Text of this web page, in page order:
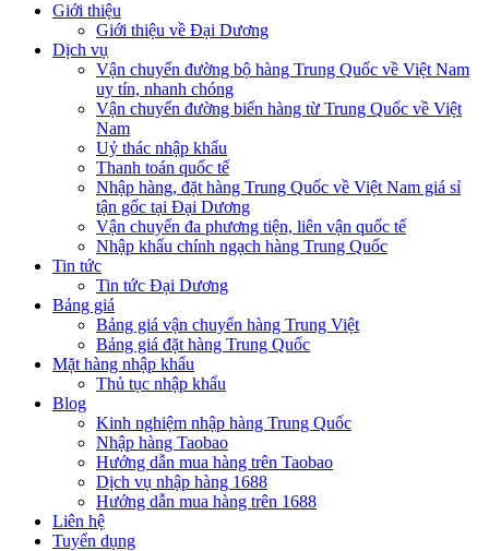
Giới thiệu
Giới thiệu về Đại Dương
Dịch vụ
Vận chuyển đường bộ hàng Trung Quốc về Việt Nam
uy tín, nhanh chóng
Vận chuyển đường biển hàng từ Trung Quốc về Việt
Nam
Uỷ thác nhập khẩu
Thanh toán quốc tế
Nhập hàng, đặt hàng Trung Quốc về Việt Nam giá sỉ
tận gốc tại Đại Dương
Vận chuyển đa phương tiện, liên vận quốc tế
Nhập khẩu chính ngạch hàng Trung Quốc
Tin tức
Tin tức Đại Dương
Bảng giá
Bảng giá vận chuyển hàng Trung Việt
Bảng giá đặt hàng Trung Quốc
Mặt hàng nhập khẩu
Thủ tục nhập khẩu
Blog
Kinh nghiệm nhập hàng Trung Quốc
Nhập hàng Taobao
Hướng dẫn mua hàng trên Taobao
Dịch vụ nhập hàng 1688
Hướng dẫn mua hàng trên 1688
Liên hệ
Tuyển dụng